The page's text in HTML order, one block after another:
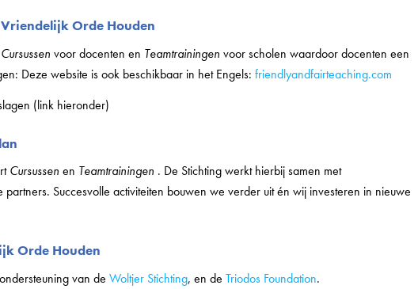
Orde Houden
Cursussen voor docenten en Teamtrainingen voor scholen waardoor docenten een
Deze website is ook beschikbaar in het Engels: friendlyandfairteaching.com
(link hieronder)
Cursussen en Teamtrainingen . De Stichting werkt hierbij samen met
Succesvolle activiteiten bouwen we verder uit én wij investeren in nieuwe
Orde Houden
van de Woltjer Stichting, en de Triodos Foundation.